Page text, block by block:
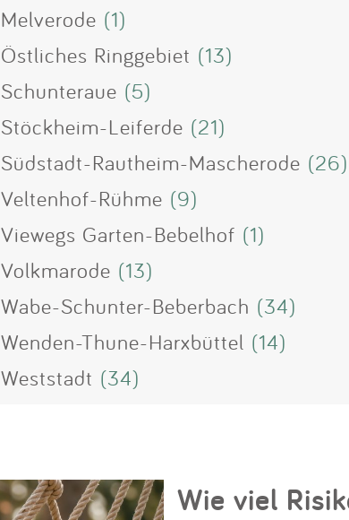
Melverode (1)
Östliches Ringgebiet (13)
Schunteraue (5)
Stöckheim-Leiferde (21)
Südstadt-Rautheim-Mascherode (26)
Veltenhof-Rühme (9)
Viewegs Garten-Bebelhof (1)
Volkmarode (13)
Wabe-Schunter-Beberbach (34)
Wenden-Thune-Harxbüttel (14)
Weststadt (34)
Wie viel